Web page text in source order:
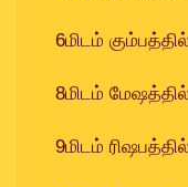
6மிடம்
8மிடம்
9மிடம்